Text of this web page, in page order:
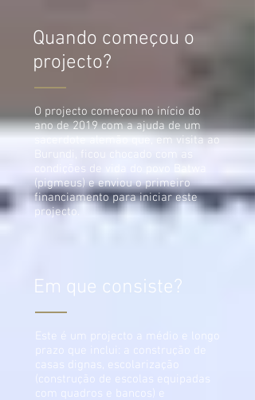
Quando começou o
projecto?
O projecto começou no início do
ano de 2019 com a ajuda de um
sacerdote alemão que, em visita ao
Burundi, ficou chocado com as
condições de vida do povo Batwa
(pigmeus) e enviou o primeiro
financiamento para iniciar este
projecto.
Em que consiste?
Este é um projecto a médio e longo
prazo que inclui: a construção de
casas dignas, escolarização
(construção de escolas equipadas
com quadros e bancos) e